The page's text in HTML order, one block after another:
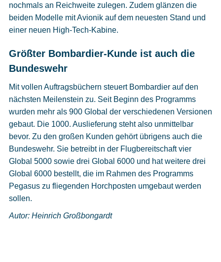
nochmals an Reichweite zulegen. Zudem glänzen die
beiden Modelle mit Avionik auf dem neuesten Stand und
einer neuen High-Tech-Kabine.
Größter Bombardier-Kunde ist auch die
Bundeswehr
Mit vollen Auftragsbüchern steuert Bombardier auf den
nächsten Meilenstein zu. Seit Beginn des Programms
wurden mehr als 900 Global der verschiedenen Versionen
gebaut. Die 1000. Auslieferung steht also unmittelbar
bevor. Zu den großen Kunden gehört übrigens auch die
Bundeswehr. Sie betreibt in der Flugbereitschaft vier
Global 5000 sowie drei Global 6000 und hat weitere drei
Global 6000 bestellt, die im Rahmen des Programms
Pegasus zu fliegenden Horchposten umgebaut werden
sollen.
Autor: Heinrich Großbongardt